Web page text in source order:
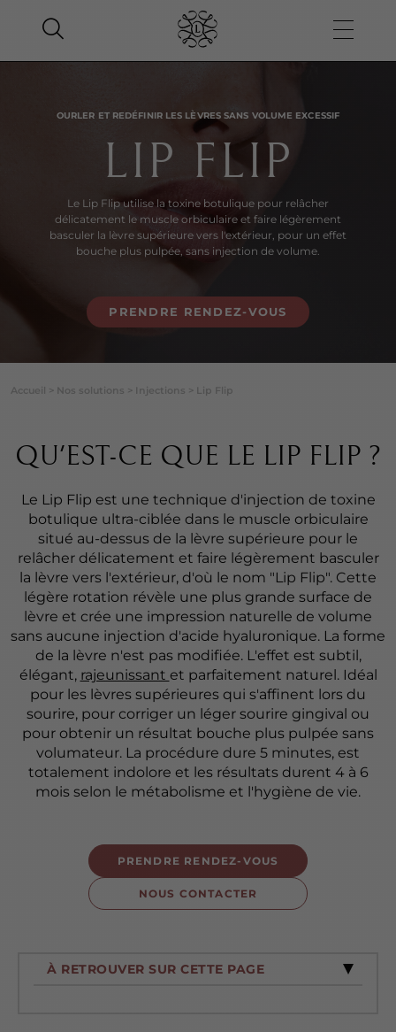
OURLER ET REDÉFINIR LES LÈVRES SANS VOLUME EXCESSIF
LIP FLIP
Le Lip Flip utilise la toxine botulique pour relâcher
délicatement le muscle orbiculaire et faire légèrement
basculer la lèvre supérieure vers l'extérieur, pour un effet
bouche plus pulpée, sans injection de volume.
PRENDRE RENDEZ-VOUS
Accueil > Nos solutions > Injections > Lip Flip
QU'EST-CE QUE LE LIP FLIP ?
Le Lip Flip est une technique d'injection de toxine
botulique ultra-ciblée dans le muscle orbiculaire
situé au-dessus de la lèvre supérieure pour le
relâcher délicatement et faire légèrement basculer
la lèvre vers l'extérieur, d'où le nom "Lip Flip". Cette
légère rotation révèle une plus grande surface de
lèvre et crée une impression naturelle de volume
sans aucune injection d'acide hyaluronique. La forme
de la lèvre n'est pas modifiée. L'effet est subtil,
élégant, rajeunissant et parfaitement naturel. Idéal
pour les lèvres supérieures qui s'affinent lors du
sourire, pour corriger un léger sourire gingival ou
pour obtenir un résultat bouche plus pulpée sans
volumateur. La procédure dure 5 minutes, est
totalement indolore et les résultats durent 4 à 6
mois selon le métabolisme et l'hygiène de vie.
PRENDRE RENDEZ-VOUS
NOUS CONTACTER
À RETROUVER SUR CETTE PAGE